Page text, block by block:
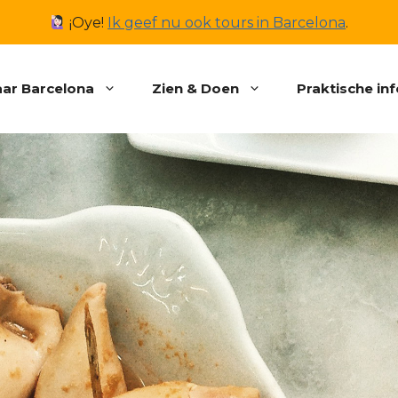
¡Oye! Ik geef nu ook tours in Barcelona.
Barcelona Zien & Doen Praktische